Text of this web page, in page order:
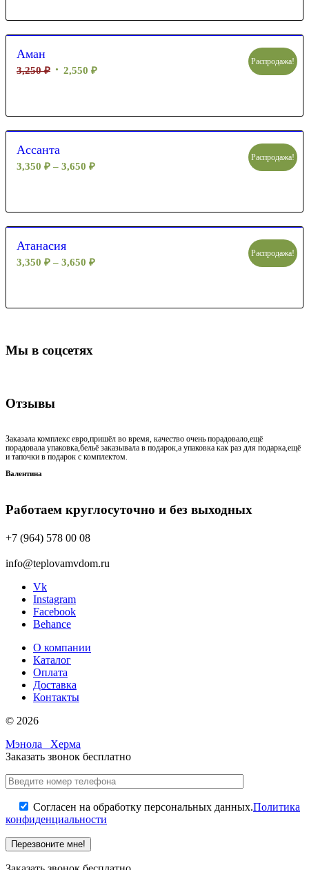
Аман
3,250₽ 2,550 ₽
Распродажа!
Ассанта
3,350 ₽ – 3,650 ₽
Распродажа!
Атанасия
3,350 ₽ – 3,650 ₽
Распродажа!
Мы в соцсетях
Отзывы
Заказала комплекс евро,пришёл во время, качество очень порадовало,ещё
порадовала упаковка,бельё заказывала в подарок,а упаковка как раз для подарка,ещё
и тапочки в подарок с комплектом.
Валентина
Работаем круглосуточно и без выходных
+7 (964) 578 00 08
info@teplovamvdom.ru
Vk
Instagram
Facebook
Behance
О компании
Каталог
Оплата
Доставка
Контакты
© 2026
Мэнола
Херма
Заказать звонок бесплатно
Согласен на обработку персональных данных.Политика
конфиденциальности